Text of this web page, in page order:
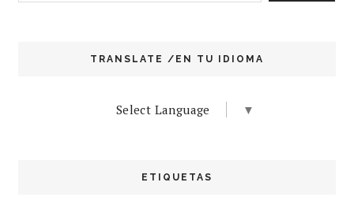
TRANSLATE /EN TU IDIOMA
Select Language ▼
ETIQUETAS